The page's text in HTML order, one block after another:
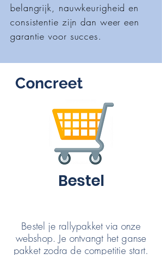
belangrijk, nauwkeurigheid en
consistentie zijn dan weer een
garantie voor succes.
Concreet
Bestel
Bestel je rallypakket via onze
webshop. Je ontvangt het ganse
pakket zodra de competitie start.